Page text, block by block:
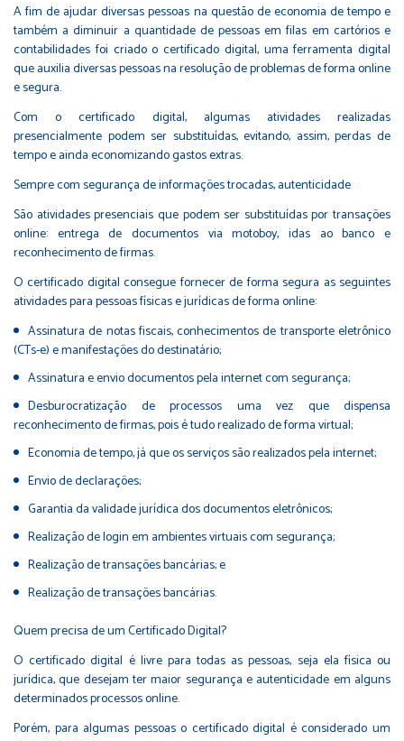
A fim de ajudar diversas pessoas na questão de economia de tempo e
também a diminuir a quantidade de pessoas em filas em cartórios e
contabilidades foi criado o certificado digital, uma ferramenta digital
que auxilia diversas pessoas na resolução de problemas de forma online
e segura.
Com o certificado digital, algumas atividades realizadas
presencialmente podem ser substituídas, evitando, assim, perdas de
tempo e ainda economizando gastos extras.
Sempre com segurança de informações trocadas, autenticidade
São atividades presenciais que podem ser substituídas por transações
online: entrega de documentos via motoboy, idas ao banco e
reconhecimento de firmas.
O certificado digital consegue fornecer de forma segura as seguintes
atividades para pessoas físicas e jurídicas de forma online:
Assinatura de notas fiscais, conhecimentos de transporte eletrônico
(CTs-e) e manifestações do destinatário;
Assinatura e envio documentos pela internet com segurança;
Desburocratização de processos uma vez que dispensa
reconhecimento de firmas, pois é tudo realizado de forma virtual;
Economia de tempo, já que os serviços são realizados pela internet;
Envio de declarações;
Garantia da validade jurídica dos documentos eletrônicos;
Realização de login em ambientes virtuais com segurança;
Realização de transações bancárias; e
Realização de transações bancárias.
Quem precisa de um Certificado Digital?
O certificado digital é livre para todas as pessoas, seja ela física ou
jurídica, que desejam ter maior segurança e autenticidade em alguns
determinados processos online.
Porém, para algumas pessoas o certificado digital é considerado um